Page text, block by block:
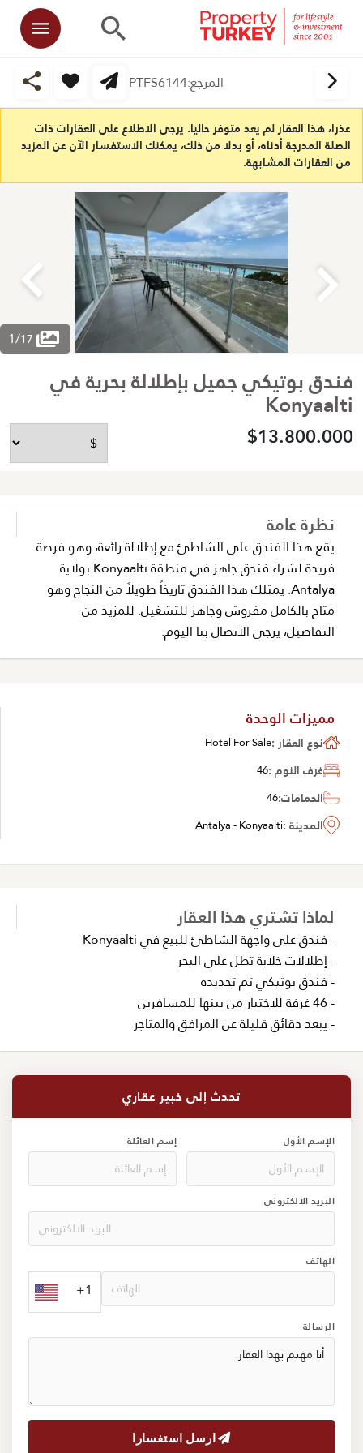
المرجع:PTFS6144
عذرا، هذا العقار لم يعد متوفر حاليا. يرجى الاطلاع على العقارات ذات
الصلة المدرجة أدناه، أو بدلا من ذلك، يمكنك الاستفسار الآن عن المزيد
من العقارات المشابهة.
1/17
فندق بوتيكي جميل بإطلالة بحرية في
Konyaalti
$13.800.000
نظرة عامة
يقع هذا الفندق على الشاطئ مع إطلالة رائعة، وهو فرصة
فريدة لشراء فندق جاهز في منطقة Konyaalti بولاية
Antalya. يمتلك هذا الفندق تاريخاً طويلاً من النجاح وهو
متاح بالكامل مفروش وجاهز للتشغيل. للمزيد من
التفاصيل، يرجى الاتصال بنا اليوم.
مميزات الوحدة
نوع العقار :Hotel For Sale
غرف النوم :46
الحمامات:46
المدينة :Antalya - Konyaalti
لماذا تشتري هذا العقار
- فندق على واجهة الشاطئ للبيع في Konyaalti
- إطلالات خلابة تطل على البحر
- فندق بوتيكي تم تجديده
- 46 غرفة للاختيار من بينها للمسافرين
- يبعد دقائق قليلة عن المرافق والمتاجر
تحدث إلى خبير عقاري
الإسم الأول إسم العائلة
البريد الالكتروني
الهاتف
+1
الرسالة
ارسل استفسارا